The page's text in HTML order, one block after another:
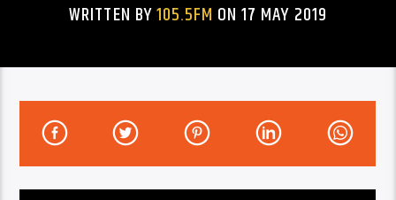
WRITTEN BY105.5FM ON 17 MAY 2019